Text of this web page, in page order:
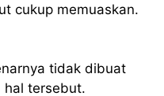
cukup memuaskan.
tidak dibuat
hal tersebut.